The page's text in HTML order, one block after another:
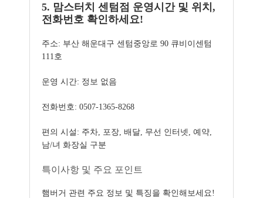
5. 맘스터치 센텀점 운영시간 및 위치,
전화번호 확인하세요!
주소: 부산 해운대구 센텀중앙로 90 큐비이센텀
111호
운영 시간: 정보 없음
전화번호: 0507-1365-8268
편의 시설: 주차, 포장, 배달, 무선 인터넷, 예약,
남/녀 화장실 구분
특이사항 및 주요 포인트
햄버거 관련 주요 정보 및 특징을 확인해보세요!